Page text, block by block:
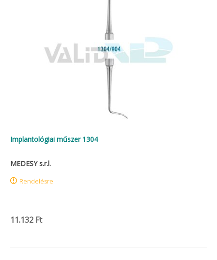
Implantológiai műszer 1304
MEDESY s.r.l.
Rendelésre
11.132 Ft